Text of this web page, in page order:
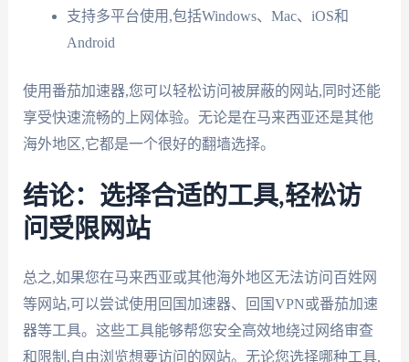
支持多平台使用,包括Windows、Mac、iOS和
Android
使用番茄加速器,您可以轻松访问被屏蔽的网站,同时还能
享受快速流畅的上网体验。无论是在马来西亚还是其他
海外地区,它都是一个很好的翻墙选择。
结论：选择合适的工具,轻松访
问受限网站
总之,如果您在马来西亚或其他海外地区无法访问百姓网
等网站,可以尝试使用回国加速器、回国VPN或番茄加速
器等工具。这些工具能够帮您安全高效地绕过网络审查
和限制,自由浏览想要访问的网站。无论您选择哪种工具,